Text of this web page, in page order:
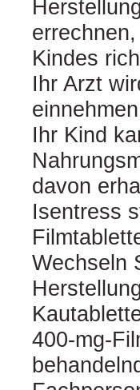
Kindes
Ihr Arzt
Ihr Kind
davon
Isentress
Wechseln
400‑mg-